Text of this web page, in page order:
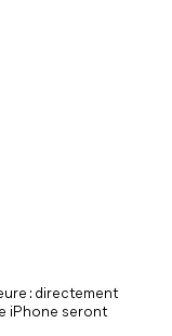
: directement
iPhone seront